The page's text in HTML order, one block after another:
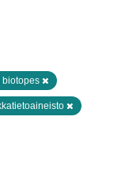
biotopes